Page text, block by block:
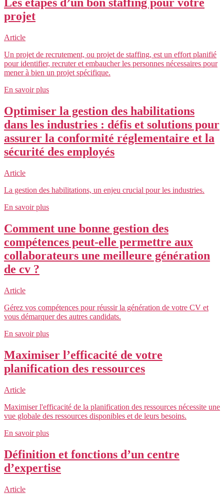
Les étapes d’un bon staffing pour votre
projet
Article
Un projet de recrutement, ou projet de staffing, est un effort planifié
pour identifier, recruter et embaucher les personnes nécessaires pour
mener à bien un projet spécifique.
En savoir plus
Optimiser la gestion des habilitations
dans les industries : défis et solutions pour
assurer la conformité réglementaire et la
sécurité des employés
Article
La gestion des habilitations, un enjeu crucial pour les industries.
En savoir plus
Comment une bonne gestion des
compétences peut-elle permettre aux
collaborateurs une meilleure génération
de cv ?
Article
Gérez vos compétences pour réussir la génération de votre CV et
vous démarquer des autres candidats.
En savoir plus
Maximiser l’efficacité de votre
planification des ressources
Article
Maximiser l'efficacité de la planification des ressources nécessite une
vue globale des ressources disponibles et de leurs besoins.
En savoir plus
Définition et fonctions d’un centre
d’expertise
Article